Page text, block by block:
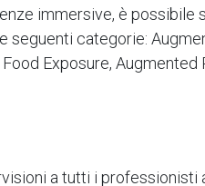
immersive, è possibile
seguenti categorie:
Exposure,
a tutti i